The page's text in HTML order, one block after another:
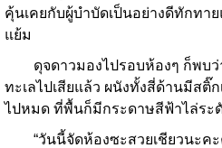
คุ้นเคยกับผู้บำบัดเป็นอย่างดีทักทา
แย้ม
ดุจดาวมองไปรอบห้องๆ ก็พบว่
ทะเลไปเสียแล้ว ผนังทั้งสี่ด้านมีสติ๊
ไปหมด ที่พื้นก็มีกระดาษสีฟ้าไล่ระ
“วันนี้จัดห้องซะสวยเชียวนะคะ